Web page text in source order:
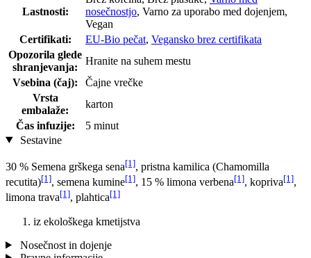
Lastnosti:
nosečnostjo, Varno za uporabo med dojenjem,
Vegan
Certifikati:
EU-Bio pečat, Vegansko brez certifikata
Opozorila glede
shranjevanja:
Hranite na suhem mestu
Vsebina (čaj):
Čajne vrečke
Vrsta
embalaže:
karton
Čas infuzije:
5 minut
Sestavine
30 % Semena grškega sena[1], pristna kamilica (Chamomilla
recutita)[1], semena kumine[1], 15 % limona verbena[1], kopriva[1],
limona trava[1], plahtica[1]
iz ekološkega kmetijstva
Nosečnost in dojenje